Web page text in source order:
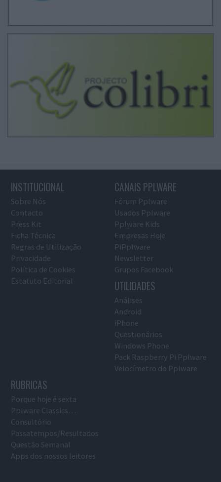
INSTITUCIONAL
Sobre Nós
Contacto
Press Kit
Ficha Técnica
Regras de Utilização
Privacidade
Política de Cookies
Estatuto Editorial
CANAIS PPLWARE
Fórum Pplware
Usados Pplware
Pplware Kids
Empresas Hoje
PiPplware
Newsletter
Grupos Facebook
UTILIDADES
Análises
Android
iPhone
Questionários
Windows Phone
Pack Raspberry Pi Pplware
Velocímetro do Pplware
RUBRICAS
Porque hoje é sexta
Pplware Classics…
Consultório
Passatempos/Resultados
Questão Semanal
Apps dos nossos leitores